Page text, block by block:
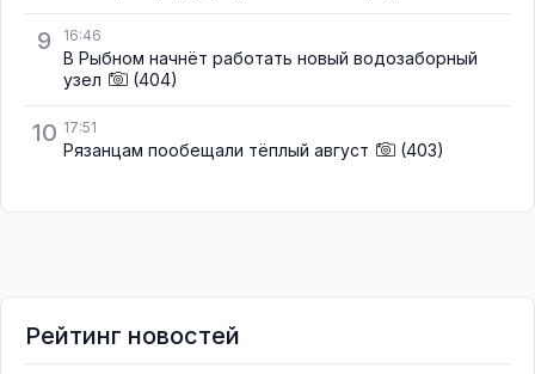
9 16:46
В Рыбном начнёт работать новый водозаборный
узел
(404)
10 17:51
Рязанцам пообещали тёплый август (403)
Рейтинг новостей